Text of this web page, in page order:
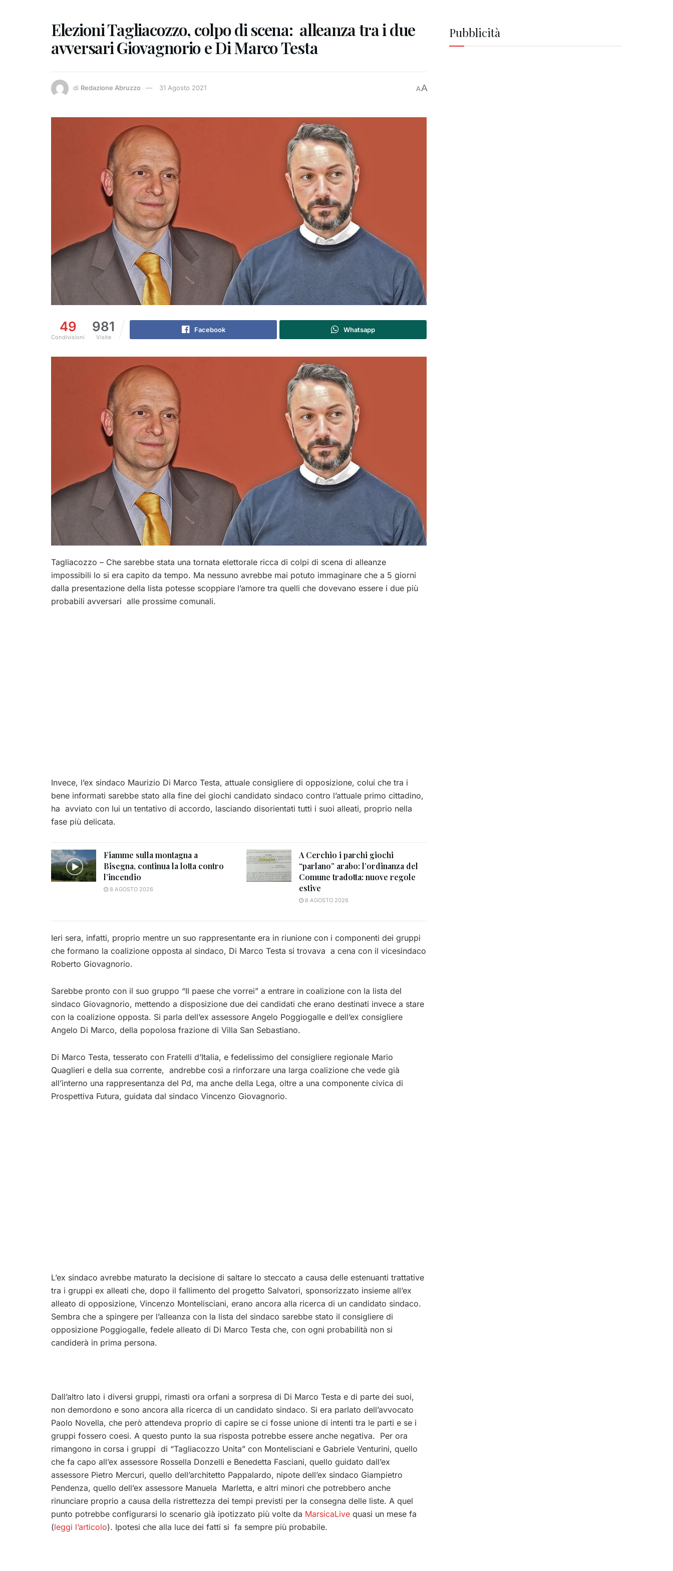
Elezioni Tagliacozzo, colpo di scena: alleanza tra i due
avversari Giovagnorio e Di Marco Testa
di Redazione Abruzzo 31 Agosto 2021 AA
49
Condivisioni
981
Visite
Facebook Whatsapp
Tagliacozzo – Che sarebbe stata una tornata elettorale ricca di colpi di scena di alleanze
impossibili lo si era capito da tempo. Ma nessuno avrebbe mai potuto immaginare che a 5 giorni
dalla presentazione della lista potesse scoppiare l’amore tra quelli che dovevano essere i due più
probabili avversari alle prossime comunali.
Invece, l’ex sindaco Maurizio Di Marco Testa, attuale consigliere di opposizione, colui che tra i
bene informati sarebbe stato alla fine dei giochi candidato sindaco contro l’attuale primo cittadino,
ha avviato con lui un tentativo di accordo, lasciando disorientati tutti i suoi alleati, proprio nella
fase più delicata.
Fiamme sulla montagna a
Bisegna, continua la lotta contro
l’incendio
8 AGOSTO 2026
A Cerchio i parchi giochi
“parlano” arabo: l’ordinanza del
Comune tradotta: nuove regole
estive
8 AGOSTO 2026
Ieri sera, infatti, proprio mentre un suo rappresentante era in riunione con i componenti dei gruppi
che formano la coalizione opposta al sindaco, Di Marco Testa si trovava a cena con il vicesindaco
Roberto Giovagnorio.
Sarebbe pronto con il suo gruppo “Il paese che vorrei” a entrare in coalizione con la lista del
sindaco Giovagnorio, mettendo a disposizione due dei candidati che erano destinati invece a stare
con la coalizione opposta. Si parla dell’ex assessore Angelo Poggiogalle e dell’ex consigliere
Angelo Di Marco, della popolosa frazione di Villa San Sebastiano.
Di Marco Testa, tesserato con Fratelli d’Italia, e fedelissimo del consigliere regionale Mario
Quaglieri e della sua corrente, andrebbe così a rinforzare una larga coalizione che vede già
all’interno una rappresentanza del Pd, ma anche della Lega, oltre a una componente civica di
Prospettiva Futura, guidata dal sindaco Vincenzo Giovagnorio.
L’ex sindaco avrebbe maturato la decisione di saltare lo steccato a causa delle estenuanti trattative
tra i gruppi ex alleati che, dopo il fallimento del progetto Salvatori, sponsorizzato insieme all’ex
alleato di opposizione, Vincenzo Montelisciani, erano ancora alla ricerca di un candidato sindaco.
Sembra che a spingere per l’alleanza con la lista del sindaco sarebbe stato il consigliere di
opposizione Poggiogalle, fedele alleato di Di Marco Testa che, con ogni probabilità non si
candiderà in prima persona.
Dall’altro lato i diversi gruppi, rimasti ora orfani a sorpresa di Di Marco Testa e di parte dei suoi,
non demordono e sono ancora alla ricerca di un candidato sindaco. Si era parlato dell’avvocato
Paolo Novella, che però attendeva proprio di capire se ci fosse unione di intenti tra le parti e se i
gruppi fossero coesi. A questo punto la sua risposta potrebbe essere anche negativa. Per ora
rimangono in corsa i gruppi di “Tagliacozzo Unita” con Montelisciani e Gabriele Venturini, quello
che fa capo all’ex assessore Rossella Donzelli e Benedetta Fasciani, quello guidato dall’ex
assessore Pietro Mercuri, quello dell’architetto Pappalardo, nipote dell’ex sindaco Giampietro
Pendenza, quello dell’ex assessore Manuela Marletta, e altri minori che potrebbero anche
rinunciare proprio a causa della ristrettezza dei tempi previsti per la consegna delle liste. A quel
punto potrebbe configurarsi lo scenario già ipotizzato più volte da MarsicaLive quasi un mese fa
(leggi l’articolo). Ipotesi che alla luce dei fatti si fa sempre più probabile.
Pubblicità